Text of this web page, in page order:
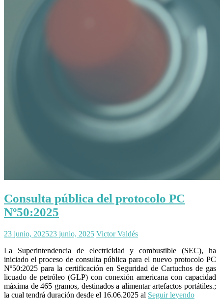
Consulta pública del protocolo PC
Nº50:2025
23 junio, 202523 junio, 2025 Victor Valdés
La Superintendencia de electricidad y combustible (SEC), ha
iniciado el proceso de consulta pública para el nuevo protocolo PC
Nº50:2025 para la certificación en Seguridad de Cartuchos de gas
licuado de petróleo (GLP) con conexión americana con capacidad
máxima de 465 gramos, destinados a alimentar artefactos portátiles.;
la cual tendrá duración desde el 16.06.2025 al Seguir leyendo